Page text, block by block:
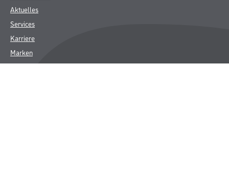
Aktuelles
Services
Karriere
Marken
FAQ